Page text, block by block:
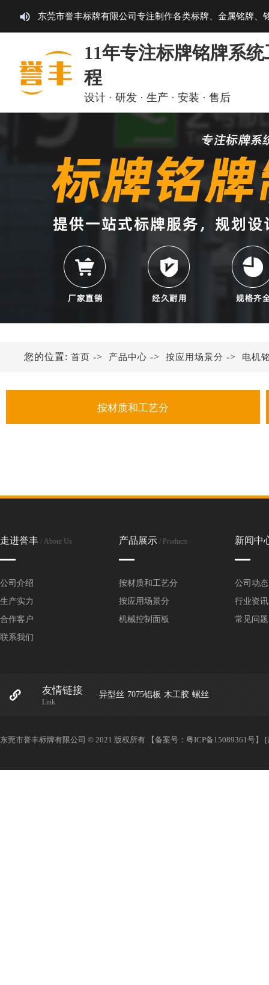
东莞市誉丰标牌有限公司专注制作各类标牌、金属铭牌、
11年专注标牌铭牌系统
程
设计 · 研发 · 生产 · 安装 · 售后
按材质和工艺分
铝铭牌
丝印铭牌
高光拉丝铭牌
UV铭牌
您的位置: 首页 -> 产品中心 -> 按应用场景分 -> 电机
走进誉丰 / About Us
公司介绍
生产实力
合作客户
联系我们
产品展示 / Products
按材质和工艺分
按应用场景分
机械控制面板
新闻中
公司动态
行业资讯
常见问题
友情链接
Link
异型丝 7075铝板 木工胶 螺丝
东莞市誉丰标牌有限公司 © 2021 版权所有 【备案号： 粤ICP备15089361号】 [